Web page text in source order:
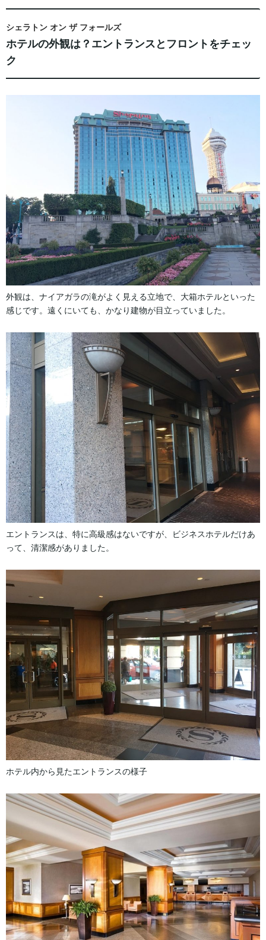
シェラトン オン ザ フォールズ
ホテルの外観は？エントランスとフロントをチェッ
ク
外観は、ナイアガラの滝がよく見える立地で、大箱ホテルといった
感じです。遠くにいても、かなり建物が目立っていました。
エントランスは、特に高級感はないですが、ビジネスホテルだけあ
って、清潔感がありました。
ホテル内から見たエントランスの様子